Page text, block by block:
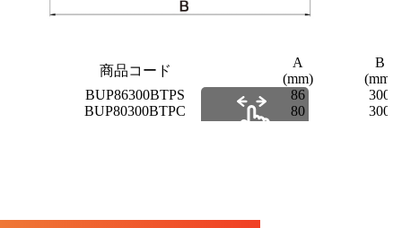
商品コード
A
(mm)
B
(mm)
BUP86300BTPS
86
300
BUP80300BTPC
80 300